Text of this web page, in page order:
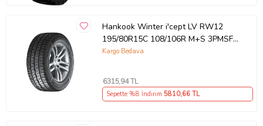
Hankook Winter i'cept LV RW12
195/80R15C 108/106R M+S 3PMSF
8PR Hafif Ticari Kış Lastiği (Üretim
Kargo Bedava
6315,94 TL
Sepette %8 İndirim 5810,66 TL